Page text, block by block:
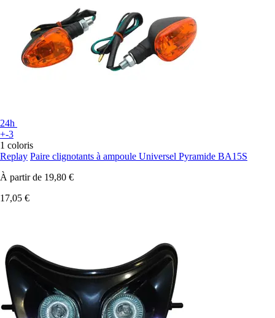
24h
+-3
1 coloris
Replay Paire clignotants à ampoule Universel Pyramide BA15S
À partir de 19,80 €
17,05 €